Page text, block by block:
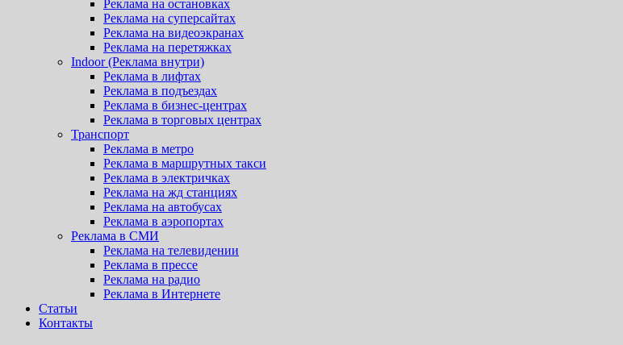
Реклама на остановках
Реклама на суперсайтах
Реклама на видеоэкранах
Реклама на перетяжках
Indoor (Реклама внутри)
Реклама в лифтах
Реклама в подъездах
Реклама в бизнес-центрах
Реклама в торговых центрах
Транспорт
Реклама в метро
Реклама в маршрутных такси
Реклама в электричках
Реклама на жд станциях
Реклама на автобусах
Реклама в аэропортах
Реклама в СМИ
Реклама на телевидении
Реклама в прессе
Реклама на радио
Реклама в Интернете
Статьи
Контакты